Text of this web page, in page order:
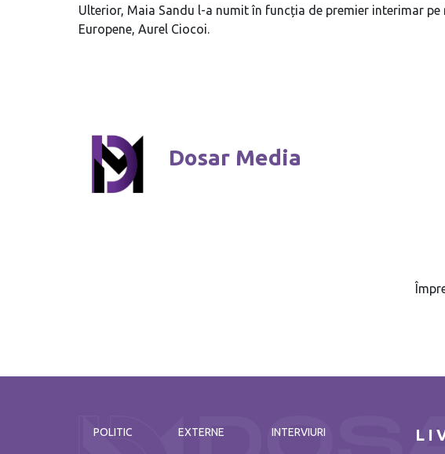
Ulterior, Maia Sandu l-a numit în funcția de premier interimar
Europene, Aurel Ciocoi.
Dosar Media
POLITIC EXTERNE INTERVIURI